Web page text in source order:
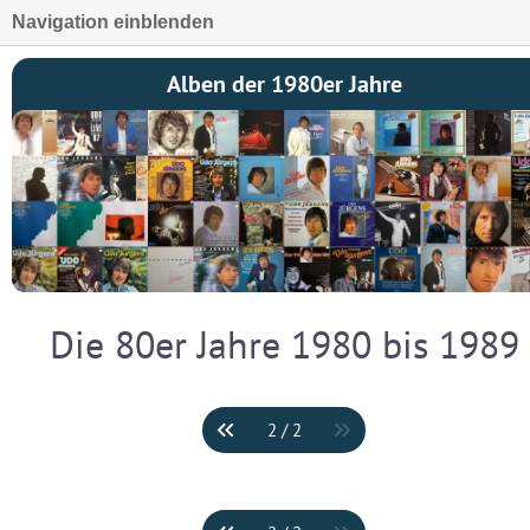
Navigation einblenden
Alben der 1980er Jahre
Die 80er Jahre 1980 bis 1989
2 / 2